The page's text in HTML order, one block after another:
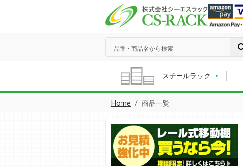
スチールラック
Home 商品一覧